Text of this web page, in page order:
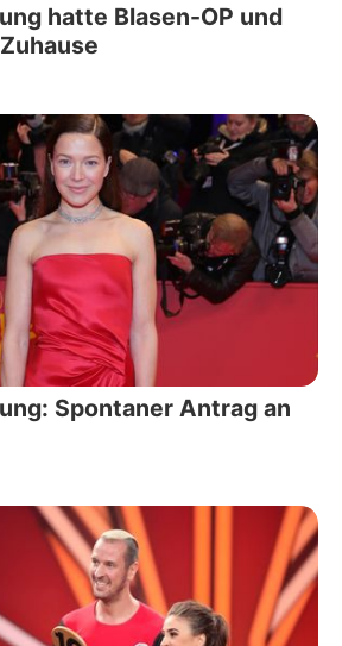
hatte Blasen-OP und
Spontaner Antrag an